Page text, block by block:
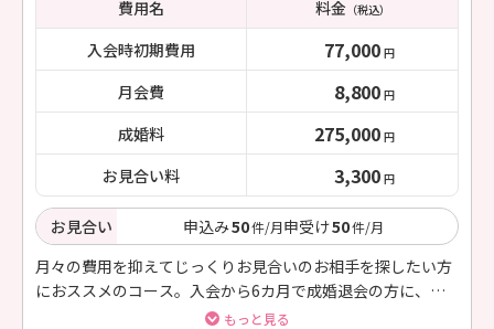
費用名 料金（税込）
入会時初期費用 77,000 円
月会費 8,800 円
成婚料 275,000 円
お見合い料 3,300 円
お見合い 申込み50件/月申受け50件/月
月々の費用を抑えてじっくりお見合いのお相手を探したい方
におススメのコース。入会から6カ月で成婚退会の方に、
50000円のお祝い金を贈りますもっと見る